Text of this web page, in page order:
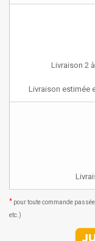
Livraison 2
Livraison estimée
* pour toute commande
etc.)